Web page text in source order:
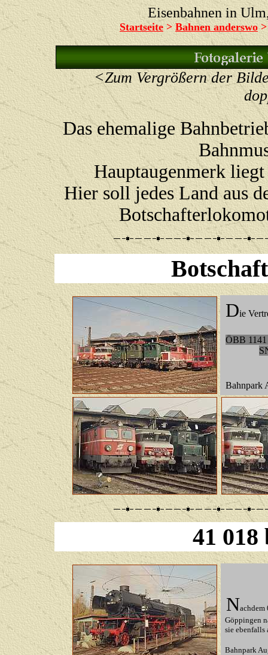
Eisenbahnen in
Startseite >Bahnen anderswo
<Zum Vergrößern der
Das ehemalige
Hauptaugenmerk
Hier soll jedes Land aus
Die
ÖBB
Bahnpark
41 018
Nachdem
Göppingen
sie ebenfalls
Bahnpark